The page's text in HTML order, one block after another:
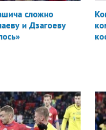
сложно
и Дзагоеву